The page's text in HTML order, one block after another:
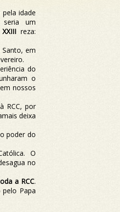
idade
um
reza:
em
do
o
nossos
RCC, por
deixa
poder do
O
no
a RCC.
Papa